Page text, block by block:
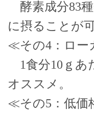
酵素成分83
に摂ることが
≪その4：ロー
1食分10ｇあ
オススメ。
≪その5：低価